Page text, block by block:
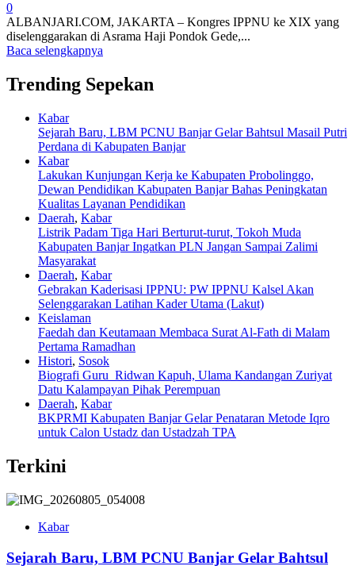
0
ALBANJARI.COM, JAKARTA – Kongres IPPNU ke XIX yang
diselenggarakan di Asrama Haji Pondok Gede,...
Baca selengkapnya
Trending Sepekan
Kabar
Sejarah Baru, LBM PCNU Banjar Gelar Bahtsul Masail Putri
Perdana di Kabupaten Banjar
Kabar
Lakukan Kunjungan Kerja ke Kabupaten Probolinggo,
Dewan Pendidikan Kabupaten Banjar Bahas Peningkatan
Kualitas Layanan Pendidikan
Daerah, Kabar
Listrik Padam Tiga Hari Berturut-turut, Tokoh Muda
Kabupaten Banjar Ingatkan PLN Jangan Sampai Zalimi
Masyarakat
Daerah, Kabar
Gebrakan Kaderisasi IPPNU: PW IPPNU Kalsel Akan
Selenggarakan Latihan Kader Utama (Lakut)
Keislaman
Faedah dan Keutamaan Membaca Surat Al-Fath di Malam
Pertama Ramadhan
Histori, Sosok
Biografi Guru Ridwan Kapuh, Ulama Kandangan Zuriyat
Datu Kalampayan Pihak Perempuan
Daerah, Kabar
BKPRMI Kabupaten Banjar Gelar Penataran Metode Iqro
untuk Calon Ustadz dan Ustadzah TPA
Terkini
Kabar
Sejarah Baru, LBM PCNU Banjar Gelar Bahtsul